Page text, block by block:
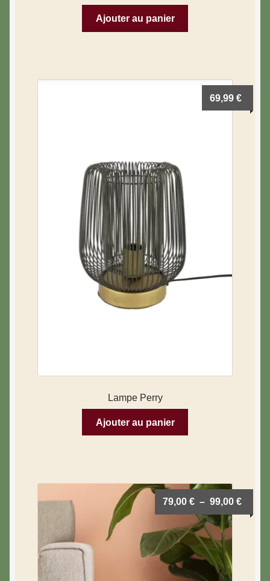
Ajouter au panier
Lampe Perry
69,99€
Ajouter au panier
79,00€ – 99,00€